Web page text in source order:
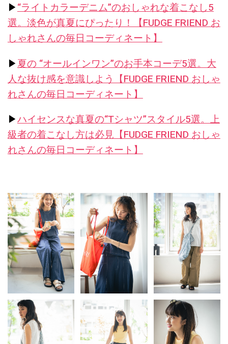
▶︎“ライトカラーデニム”のおしゃれな着こなし5
選。淡色が真夏にぴったり！【FUDGE FRIEND お
しゃれさんの毎日コーディネート】
▶︎夏の “オールインワン”のお手本コーデ5選。大
人な抜け感を意識しよう【FUDGE FRIEND おしゃ
れさんの毎日コーディネート】
▶︎ハイセンスな真夏の“Tシャツ”スタイル5選。上
級者の着こなし方は必見【FUDGE FRIEND おしゃ
れさんの毎日コーディネート】